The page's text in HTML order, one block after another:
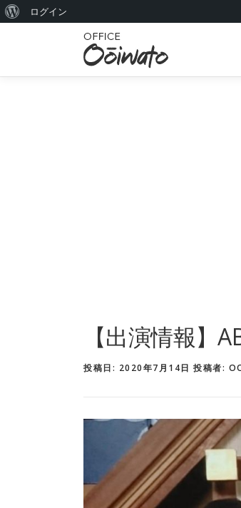
ン
【出演情報】
投稿日: 2020年7月14日 投稿者:
d
ログイン